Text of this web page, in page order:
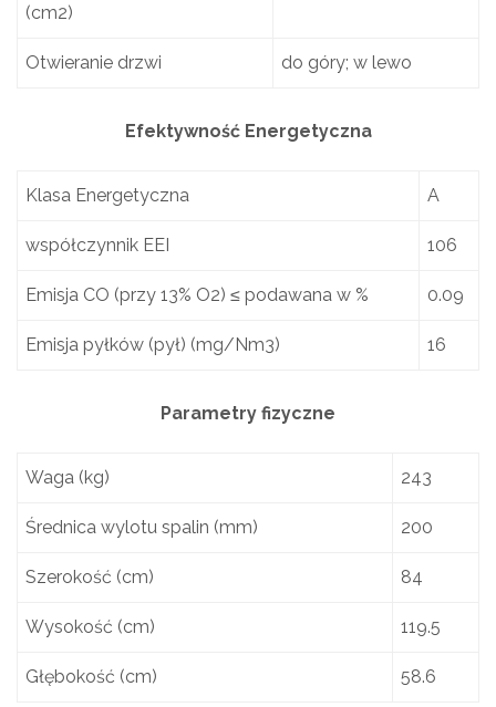
(cm2)
Otwieranie drzwi do góry; w lewo
Efektywność Energetyczna
Klasa Energetyczna A
współczynnik EEI 106
Emisja CO (przy 13% O2) ≤ podawana w % 0.09
Emisja pyłków (pył) (mg/Nm3) 16
Parametry fizyczne
Waga (kg) 243
Średnica wylotu spalin (mm) 200
Szerokość (cm) 84
Wysokość (cm) 119.5
Głębokość (cm) 58.6